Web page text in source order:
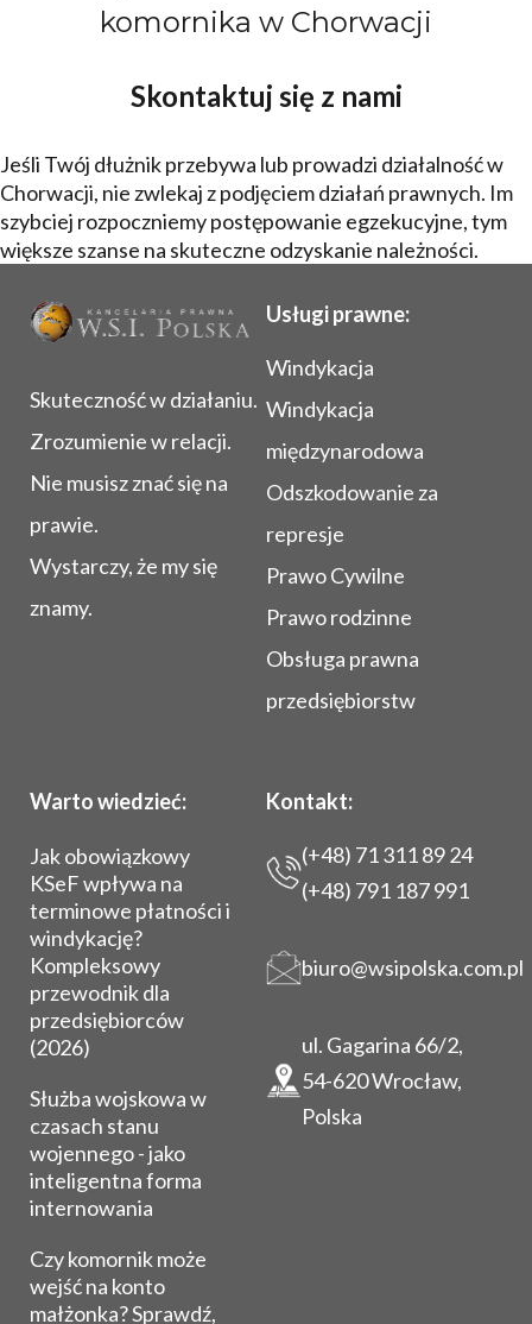
komornika w Chorwacji
Skontaktuj się z nami
Jeśli Twój dłużnik przebywa lub prowadzi działalność w
Chorwacji, nie zwlekaj z podjęciem działań prawnych. Im
szybciej rozpoczniemy postępowanie egzekucyjne, tym
większe szanse na skuteczne odzyskanie należności.
Skuteczność w działaniu.
Zrozumienie w relacji.
Nie musisz znać się na
prawie.
Wystarczy, że my się
znamy.
Usługi prawne:
Windykacja
Windykacja
międzynarodowa
Odszkodowanie za
represje
Prawo Cywilne
Prawo rodzinne
Obsługa prawna
przedsiębiorstw
Warto wiedzieć:
Jak obowiązkowy
KSeF wpływa na
terminowe płatności i
windykację?
Kompleksowy
przewodnik dla
przedsiębiorców
(2026)
Służba wojskowa w
czasach stanu
wojennego - jako
inteligentna forma
internowania
Czy komornik może
wejść na konto
małżonka? Sprawdź,
Kontakt:
(+48) 71 311 89 24
(+48) 791 187 991
biuro@wsipolska.com.pl
ul. Gagarina 66/2,
54-620 Wrocław,
Polska